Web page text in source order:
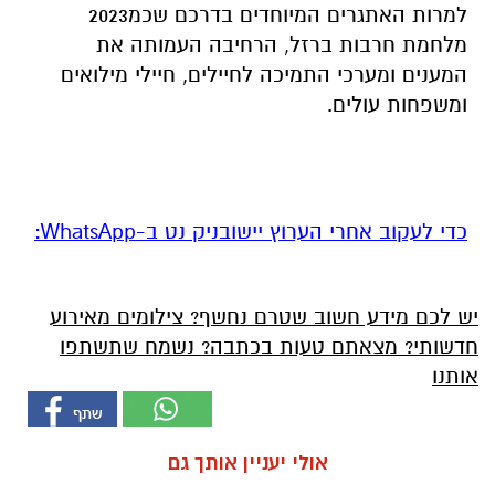
למרות האתגרים המיוחדים בדרכם שכמ2023
מלחמת חרבות ברזל, הרחיבה העמותה את
המענים ומערכי התמיכה לחיילים, חיילי מילואים
ומשפחות עולים.
‏כדי לעקוב אחרי הערוץ יישובניק נט ב-WhatsApp:‏‏‏
יש לכם מידע חשוב שטרם נחשף? צילומים מאירוע
חדשותי? מצאתם טעות בכתבה? נשמח שתשתפו
אותנו
אולי יעניין אותך גם